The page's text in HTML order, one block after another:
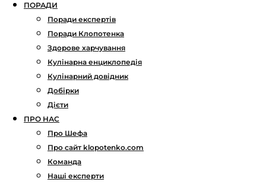
ПОРАДИ
Поради експертів
Поради Клопотенка
Здорове харчування
Кулінарна енциклопедія
Кулінарний довідник
Добірки
Дієти
ПРО НАС
Про Шефа
Про сайт klopotenko.com
Команда
Наші експерти